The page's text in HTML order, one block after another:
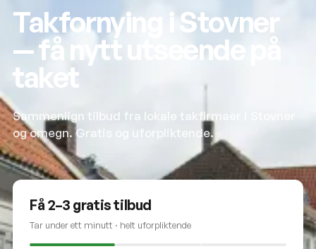
Takfornying i Stovner
— få nytt utseende på
taket
Sammenlign tilbud fra lokale takfirmaer i Stovner
og omegn. Gratis og uforpliktende.
Få 2–3 gratis tilbud
Tar under ett minutt · helt uforpliktende